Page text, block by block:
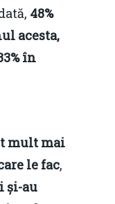
48%
acesta,
în
mult mai
le fac,
și-au